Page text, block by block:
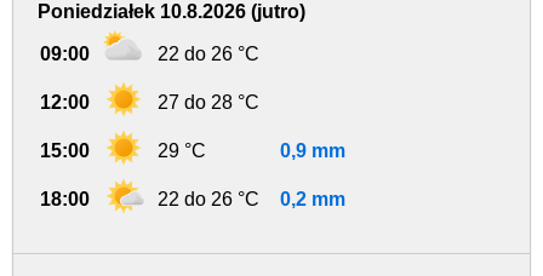
Poniedziałek 10.8.2026 (jutro)
09:00 22 do 26 °C
12:00 27 do 28 °C
15:00 29 °C 0,9 mm
18:00 22 do 26 °C 0,2 mm